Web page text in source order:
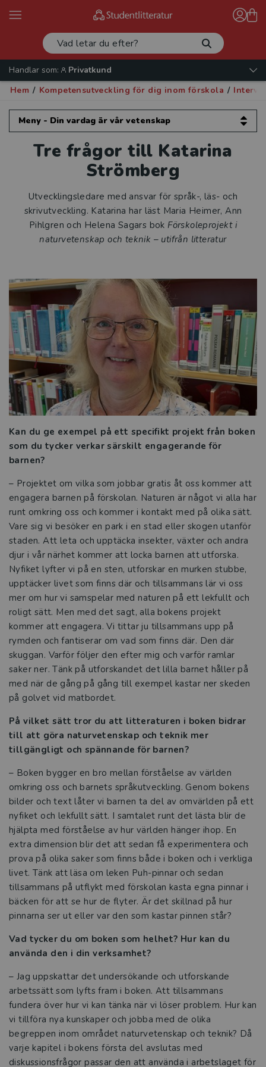
Handlar som:
Privatkund
Hem / Kompetensutveckling för dig inom förskola /
Meny - Din vardag är vår vetenskap
Din vardag är vår vetenskap
Kompetensutveckling för dig inom
Förskoleforum
Intervjuer
och Anne-Charlotte Carlsson
Förskoleprojekt i naturvetenskap och
teknik
Sätt fokus på språket
Rätt stöd i rätt tid
Teknik för alla
Låt fantasin flöda och föreställningen
Så möter du barn med särskilda behov i
förskolan
Digitala verktyg i förskolan – så mycket
mer än en skärm
Tre frågor till Kristina Hermansson och
Anna Nordenstam
Tre snabba frågor till Birgitta Kennedy
Så ger vi barnen språkets gåva i
förskolan
Språkutveckling som lever kvar och gör
skillnad
De satsar på språket – så stöttar Eslöv
sina pedagoger
Hallbibliotek och bokpåsar – på
Academedias förskolor står språket i
fokus
Ta vara på barns naturliga nyfikenhet
Dyk djupare i hållbarhetsfrågor
Digitala verktyg lika viktiga som kritor
och lego i Göteborgs förskolor
Kompetensutveckling och inspiration
viktigt när Avesta satsar på förskolan
Tre frågor till Tobias Rasmussen och
Oscar Strömberg
Tre frågor till Katarina Strömberg
Tre frågor till Ann S. Pihlgren
Tre frågor till Katarina
Strömberg
Utvecklingsledare med ansvar för språk-, läs- och
skrivutveckling. Katarina har läst Maria Heimer, Ann
Pihlgren och Helena Sagars bok Förskoleprojekt i
naturvetenskap och teknik – utifrån litteratur
Kan du ge exempel på ett specifikt projekt från boken
som du tycker verkar särskilt engagerande för
barnen?
– Projektet om vilka som jobbar gratis åt oss kommer att
engagera barnen på förskolan. Naturen är något vi alla har
runt omkring oss och kommer i kontakt med på olika sätt.
Vare sig vi besöker en park i en stad eller skogen utanför
staden. Att leta och upptäcka insekter, växter och andra
djur i vår närhet kommer att locka barnen att utforska.
Nyfiket lyfter vi på en sten, utforskar en murken stubbe,
upptäcker livet som finns där och tillsammans lär vi oss
mer om hur vi samspelar med naturen på ett lekfullt och
roligt sätt. Men med det sagt, alla bokens projekt
kommer att engagera. Vi tittar ju tillsammans upp på
rymden och fantiserar om vad som finns där. Den där
skuggan. Varför följer den efter mig och varför ramlar
saker ner. Tänk på utforskandet det lilla barnet håller på
med när de gång på gång till exempel kastar ner skeden
på golvet vid matbordet.
På vilket sätt tror du att litteraturen i boken bidrar
till att göra naturvetenskap och teknik mer
tillgängligt och spännande för barnen?
– Boken bygger en bro mellan förståelse av världen
omkring oss och barnets språkutveckling. Genom bokens
bilder och text låter vi barnen ta del av omvärlden på ett
nyfiket och lekfullt sätt. I samtalet runt det lästa blir de
hjälpta med förståelse av hur världen hänger ihop. En
extra dimension blir det att sedan få experimentera och
prova på olika saker som finns både i boken och i verkliga
livet. Tänk att läsa om leken Puh-pinnar och sedan
tillsammans på utflykt med förskolan kasta egna pinnar i
bäcken för att se hur de flyter. Är det skillnad på hur
pinnarna ser ut eller var den som kastar pinnen står?
Vad tycker du om boken som helhet? Hur kan du
använda den i din verksamhet?
– Jag uppskattar det undersökande och utforskande
arbetssätt som lyfts fram i boken. Att tillsammans
fundera över hur vi kan tänka när vi löser problem. Hur kan
vi tillföra nya kunskaper och jobba med de olika
begreppen inom området naturvetenskap och teknik? Då
varje kapitel i bokens första del avslutas med
diskussionsfrågor passar den att använda i arbetslaget för